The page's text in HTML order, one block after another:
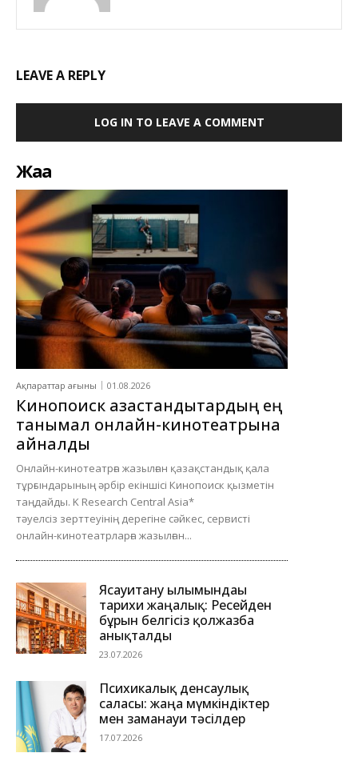
LEAVE A REPLY
LOG IN TO LEAVE A COMMENT
Жаңа
Ақпараттар ағыны 01.08.2026
Кинопоиск қазақстандықтардың ең
танымал онлайн-кинотеатрына
айналды
Онлайн-кинотеатрға жазылған қазақстандық қала
тұрғындарының әрбір екіншісі Кинопоиск қызметін
таңдайды. K Research Central Asia*
тәуелсіз зерттеуінің дерегіне сәйкес, сервисті
онлайн-кинотеатрларға жазылған...
Ясауитану ғылымындағы
тарихи жаңалық: Ресейден
бұрын белгісіз қолжазба
анықталды
23.07.2026
Психикалық денсаулық
саласы: жаңа мүмкіндіктер
мен заманауи тәсілдер
17.07.2026